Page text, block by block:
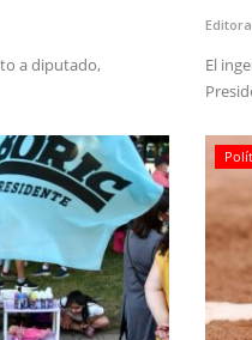
a diputado,
Editora
El
posiciona a Paulina
que uno de sus objetivos